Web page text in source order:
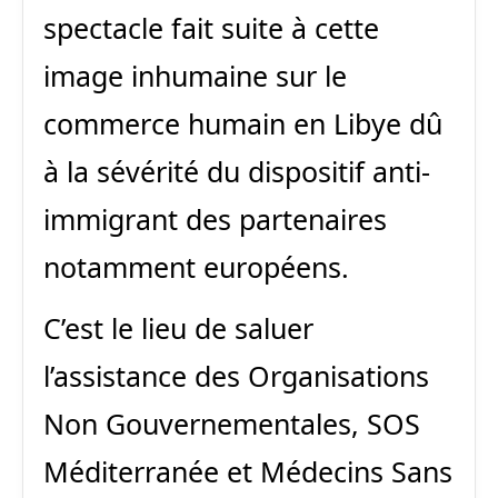
spectacle fait suite à cette
image inhumaine sur le
commerce humain en Libye dû
à la sévérité du dispositif anti-
immigrant des partenaires
notamment européens.
C’est le lieu de saluer
l’assistance des Organisations
Non Gouvernementales, SOS
Méditerranée et Médecins Sans